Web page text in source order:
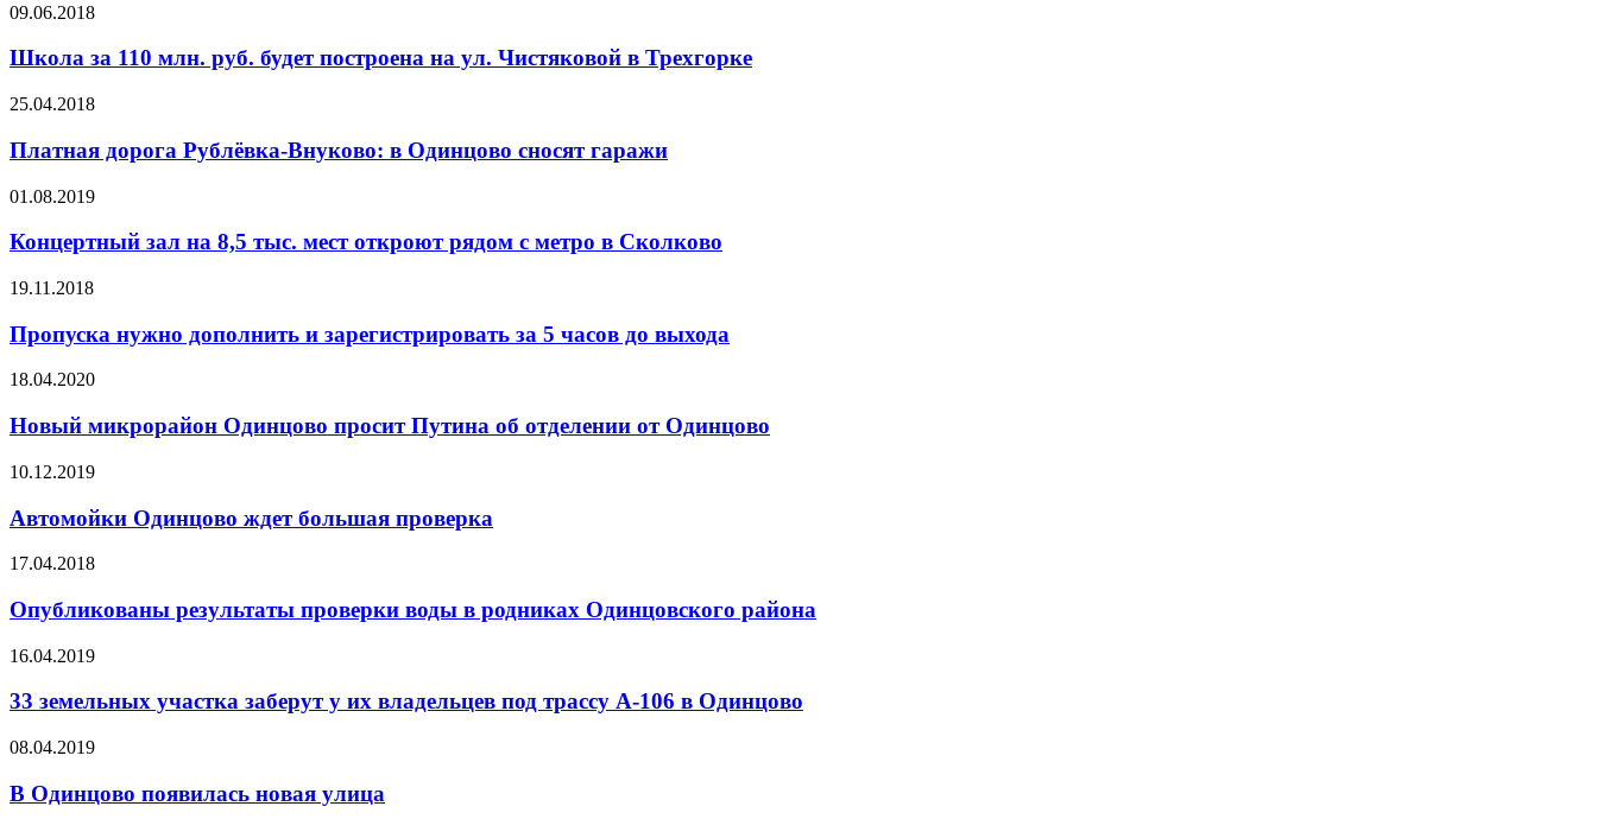
09.06.2018
Школа за 110 млн. руб. будет построена на ул. Чистяковой в Трехгорке
25.04.2018
Платная дорога Рублёвка-Внуково: в Одинцово сносят гаражи
01.08.2019
Концертный зал на 8,5 тыс. мест откроют рядом с метро в Сколково
19.11.2018
Пропуска нужно дополнить и зарегистрировать за 5 часов до выхода
18.04.2020
Новый микрорайон Одинцово просит Путина об отделении от Одинцово
10.12.2019
Автомойки Одинцово ждет большая проверка
17.04.2018
Опубликованы результаты проверки воды в родниках Одинцовского района
16.04.2019
33 земельных участка заберут у их владельцев под трассу А-106 в Одинцово
08.04.2019
В Одинцово появилась новая улица